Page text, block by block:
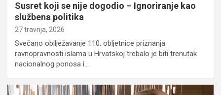
Susret koji se nije dogodio – Ignoriranje kao
službena politika
27 travnja, 2026
Svečano obilježavanje 110. obljetnice priznanja
ravnopravnosti islama u Hrvatskoj trebalo je biti trenutak
nacionalnog ponosa i…